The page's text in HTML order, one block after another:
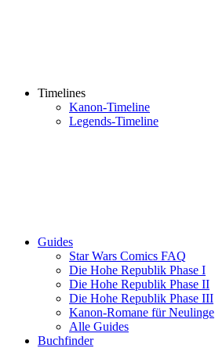
Timelines
Kanon-Timeline
Legends-Timeline
Guides
Star Wars Comics FAQ
Die Hohe Republik Phase I
Die Hohe Republik Phase II
Die Hohe Republik Phase III
Kanon-Romane für Neulinge
Alle Guides
Buchfinder